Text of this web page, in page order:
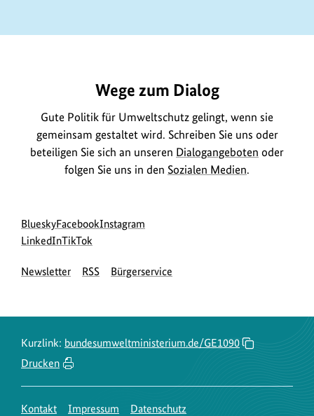
Wege zum Dialog
Gute Politik für Umweltschutz gelingt, wenn sie
gemeinsam gestaltet wird. Schreiben Sie uns oder
beteiligen Sie sich an unseren Dialogangeboten oder
folgen Sie uns in den Sozialen Medien.
Social
Media
Blueskyzur
Bluesky-
des
Facebookzur
des
Instagram
des
LinkedInzur
Seite
zur
Seite
TikTok
Newsletter RSS Bürgerservice
Kurzlink: bundesumweltministerium.de/GE1090
Drucken
Kontakt Impressum Datenschutz